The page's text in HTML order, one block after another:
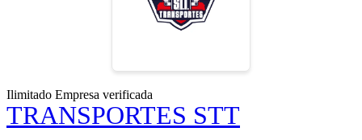
Ilimitado Empresa verificada
TRANSPORTES STT